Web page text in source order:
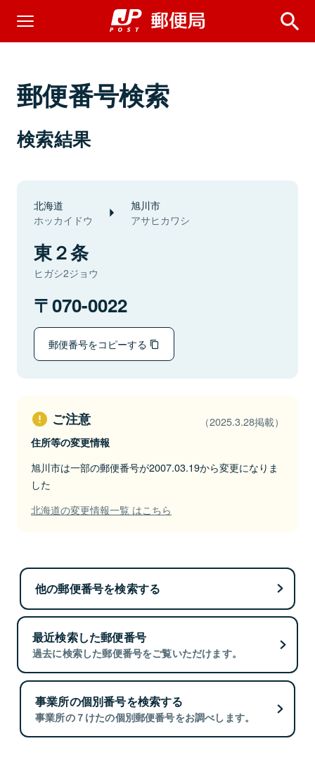
郵便番号検索
検索結果
北海道
ホッカイドウ
旭川市
アサヒカワシ
東２条
ヒガシ2ジョウ
070-0022
郵便番号をコピーする
ご注意 （2025.3.28掲載）
住所等の変更情報
旭川市は一部の郵便番号が2007.03.19から変更になりま
した
北海道の変更情報一覧 はこちら
他の郵便番号を検索する
最近検索した郵便番号
過去に検索した郵便番号をご覧いただけます。
事業所の個別番号を検索する
事業所の７けたの個別郵便番号をお調べします。